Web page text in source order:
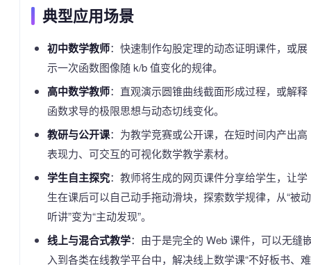
典型应用场景
初中数学教师：快速制作勾股定理的动态证明课件，或展
示一次函数图像随 k/b 值变化的规律。
高中数学教师：直观演示圆锥曲线截面形成过程，或解释
函数求导的极限思想与动态切线变化。
教研与公开课：为教学竞赛或公开课，在短时间内产出高
表现力、可交互的可视化数学教学素材。
学生自主探究：教师将生成的网页课件分享给学生，让学
生在课后可以自己动手拖动滑块，探索数学规律，从“被动
听讲”变为“主动发现”。
线上与混合式教学：由于是完全的 Web 课件，可以无缝
入到各类在线教学平台中，解决线上数学课“不好板书、难